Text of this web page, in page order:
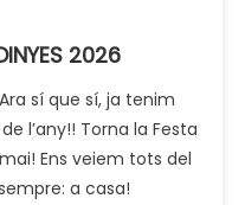
2026
sí que sí, ja tenim
l’any!! Torna la Festa
Ens veiem tots del
a casa!